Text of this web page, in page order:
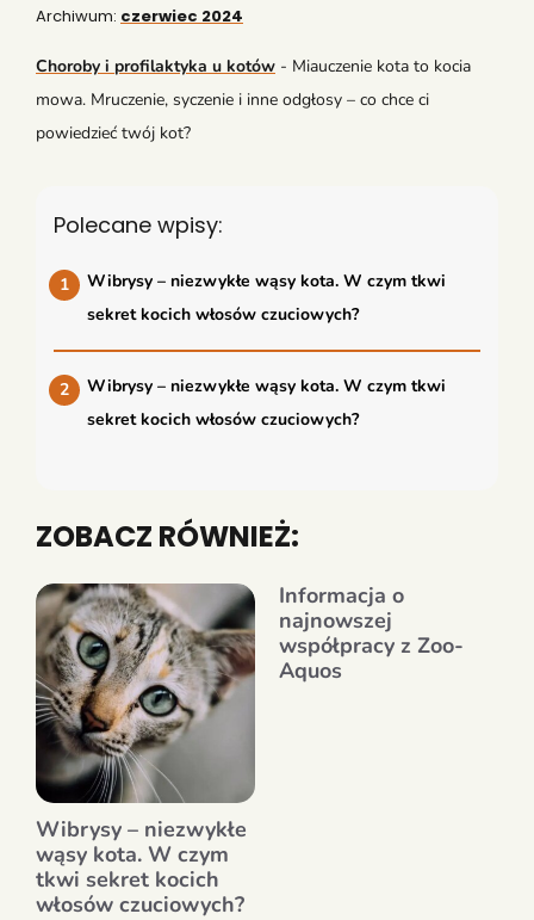
Archiwum: czerwiec 2024
Choroby i profilaktyka u kotów - Miauczenie kota to kocia
mowa. Mruczenie, syczenie i inne odgłosy – co chce ci
powiedzieć twój kot?
Polecane wpisy:
Wibrysy – niezwykłe wąsy kota. W czym tkwi
sekret kocich włosów czuciowych?
Wibrysy – niezwykłe wąsy kota. W czym tkwi
sekret kocich włosów czuciowych?
ZOBACZ RÓWNIEŻ:
Wibrysy – niezwykłe
wąsy kota. W czym
tkwi sekret kocich
włosów czuciowych?
Informacja o
najnowszej
współpracy z Zoo-
Aquos